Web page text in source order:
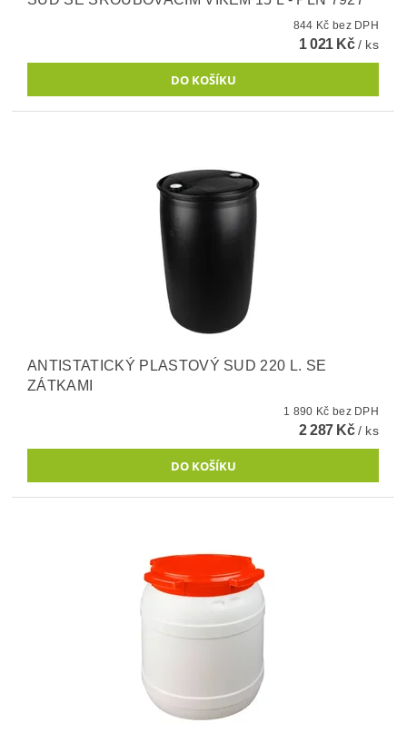
844 Kč bez DPH
1 021 Kč/ ks
ANTISTATICKÝ PLASTOVÝ SUD 220 L. SE
ZÁTKAMI
1 890 Kč bez DPH
2 287 Kč/ ks